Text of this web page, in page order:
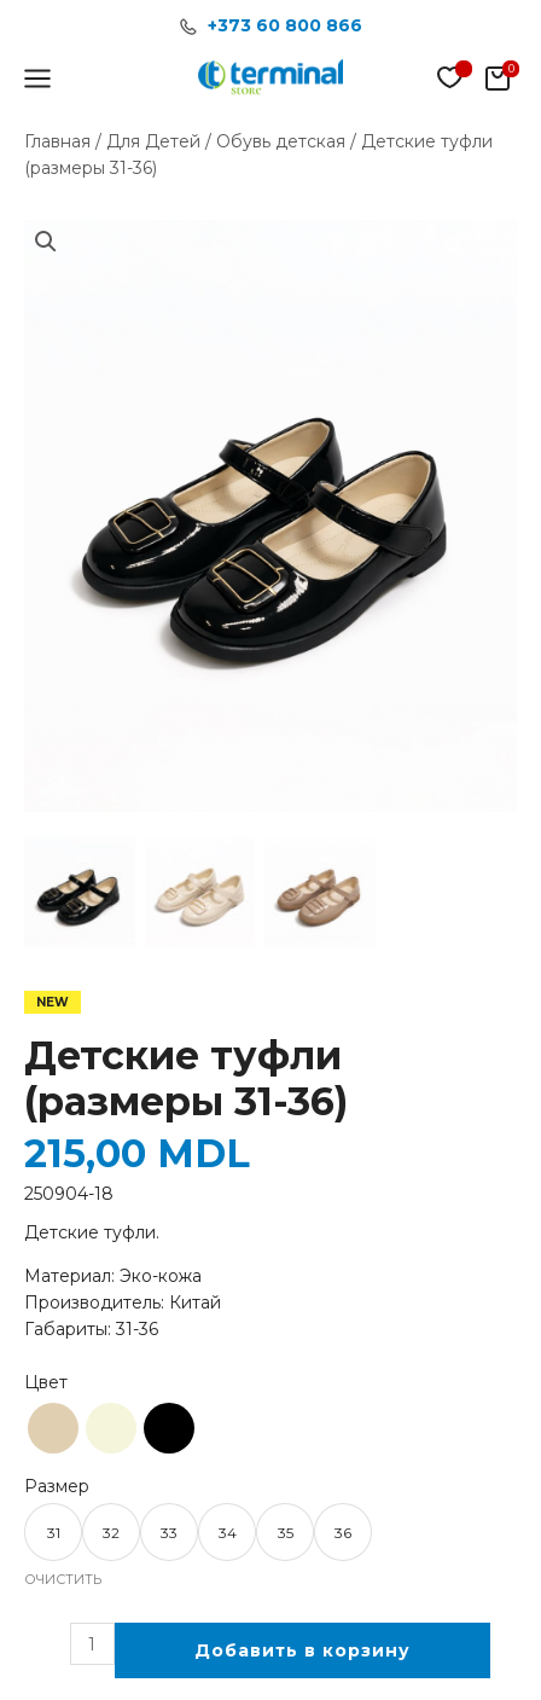
содержимому
+373 60 800 866
Main
Главная / Для Детей / Обувь детская / Детские туфли
(размеры 31-36)
Детские туфли
(размеры 31-36)
Детские туфли.
Материал: Эко-кожа
Производитель: Китай
Габариты: 31-36
215,00 MDL
31 32 33 34 35 36
ОЧИСТИТЬ
Детские
Добавить в корзину
250904-18